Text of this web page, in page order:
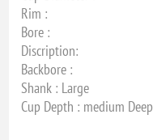
Rim :
Bore :
Discription:
Backbore :
Shank : Large
Cup Depth : medium Deep